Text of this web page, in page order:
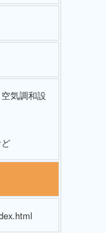
気調和設